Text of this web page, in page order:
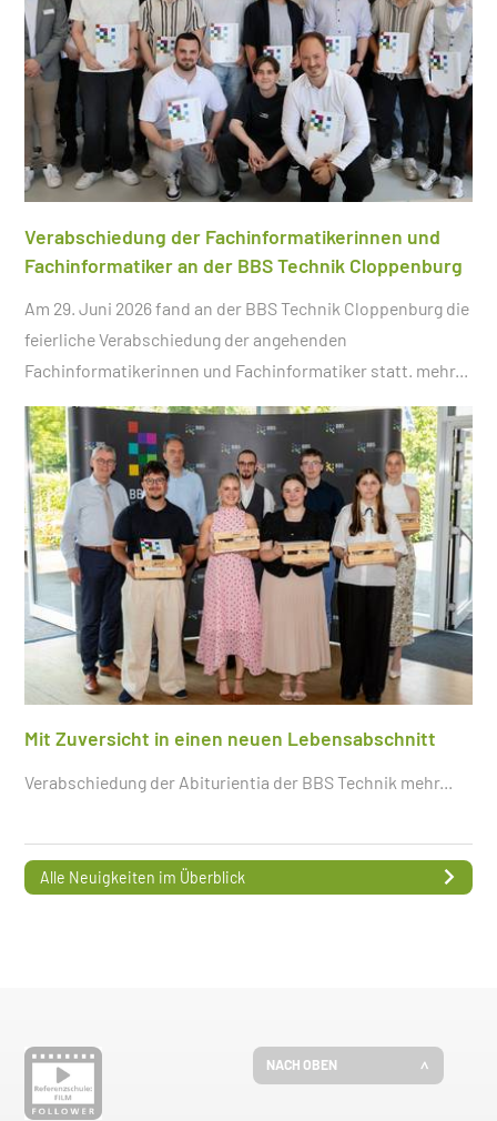
Verabschiedung der Fachinformatikerinnen und
Fachinformatiker an der BBS Technik Cloppenburg
Am 29. Juni 2026 fand an der BBS Technik Cloppenburg die
feierliche Verabschiedung der angehenden
Fachinformatikerinnen und Fachinformatiker statt. mehr...
Mit Zuversicht in einen neuen Lebensabschnitt
Verabschiedung der Abiturientia der BBS Technik mehr...
Alle Neuigkeiten im Überblick
NACH OBEN